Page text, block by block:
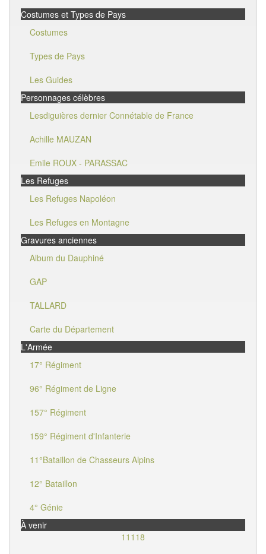
Costumes et Types de Pays
Costumes
Types de Pays
Les Guides
Personnages célèbres
Lesdiguières dernier Connétable de France
Achille MAUZAN
Emile ROUX - PARASSAC
Les Refuges
Les Refuges Napoléon
Les Refuges en Montagne
Gravures anciennes
Album du Dauphiné
GAP
TALLARD
Carte du Département
L'Armée
17° Régiment
96° Régiment de Ligne
157° Régiment
159° Régiment d'Infanterie
11°Bataillon de Chasseurs Alpins
12° Bataillon
4° Génie
À venir
11118